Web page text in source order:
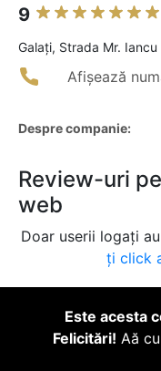
9
Galaţi, Strada Mr. Iancu
Afișează
Despre companie:
Review-uri
web
Doar userii logați
ți click
Este acesta
Felicitări! Aă